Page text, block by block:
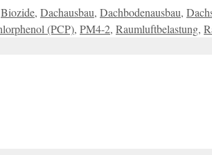
Schlagwörter
Biozide, Dachausbau, Dachbodenausbau,
(PCP), PM4-2, Raumluftbelastung,